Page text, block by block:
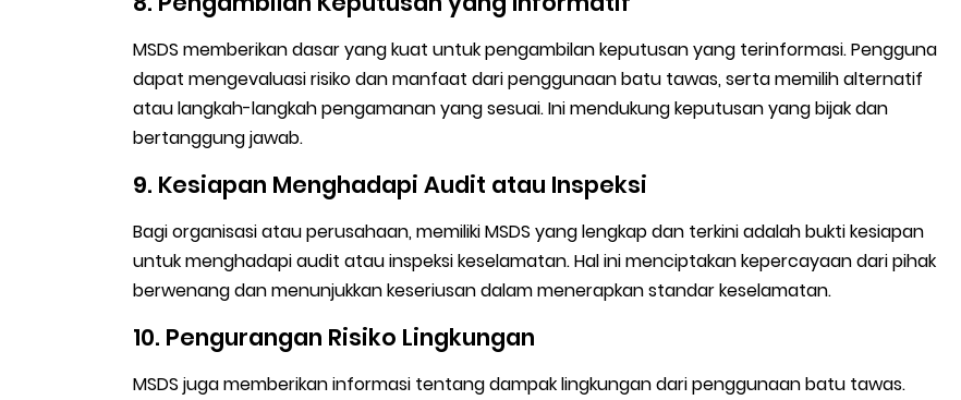
MSDS memberikan dasar yang kuat untuk pengambilan keputusan yang terinformasi. Pengguna
dapat mengevaluasi risiko dan manfaat dari penggunaan batu tawas, serta memilih alternatif
atau langkah-langkah pengamanan yang sesuai. Ini mendukung keputusan yang bijak dan
bertanggung jawab.
9. Kesiapan Menghadapi Audit atau Inspeksi
Bagi organisasi atau perusahaan, memiliki MSDS yang lengkap dan terkini adalah bukti kesiapan
untuk menghadapi audit atau inspeksi keselamatan. Hal ini menciptakan kepercayaan dari pihak
berwenang dan menunjukkan keseriusan dalam menerapkan standar keselamatan.
10. Pengurangan Risiko Lingkungan
MSDS juga memberikan informasi tentang dampak lingkungan dari penggunaan batu tawas.